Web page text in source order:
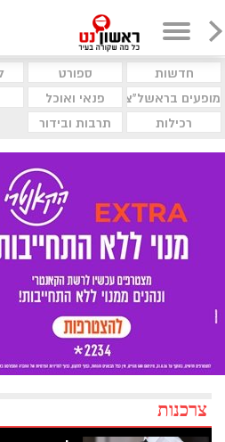
חדשות ספורט
מופעים בראשל"צ
פנאי ואוכל
רכילות
תרבות ובידור
צרכנות